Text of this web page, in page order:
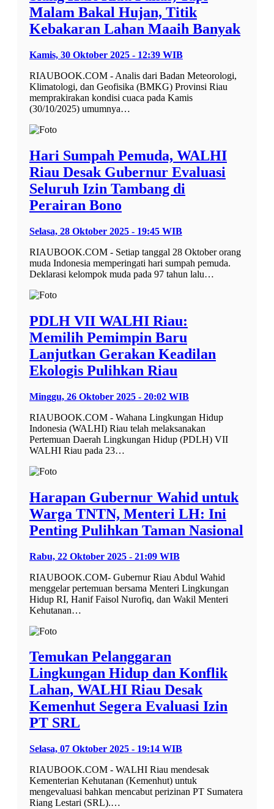
Malam Bakal Hujan, Titik
Kebakaran Lahan Maaih Banyak
Kamis, 30 Oktober 2025 - 12:39 WIB
RIAUBOOK.COM - Analis dari Badan Meteorologi,
Klimatologi, dan Geofisika (BMKG) Provinsi Riau
memprakirakan kondisi cuaca pada Kamis
(30/10/2025) umumnya…
Hari Sumpah Pemuda, WALHI
Riau Desak Gubernur Evaluasi
Seluruh Izin Tambang di
Perairan Bono
Selasa, 28 Oktober 2025 - 19:45 WIB
RIAUBOOK.COM - Setiap tanggal 28 Oktober orang
muda Indonesia memperingati hari sumpah pemuda.
Deklarasi kelompok muda pada 97 tahun lalu…
PDLH VII WALHI Riau:
Memilih Pemimpin Baru
Lanjutkan Gerakan Keadilan
Ekologis Pulihkan Riau
Minggu, 26 Oktober 2025 - 20:02 WIB
RIAUBOOK.COM - Wahana Lingkungan Hidup
Indonesia (WALHI) Riau telah melaksanakan
Pertemuan Daerah Lingkungan Hidup (PDLH) VII
WALHI Riau pada 23…
Harapan Gubernur Wahid untuk
Warga TNTN, Menteri LH: Ini
Penting Pulihkan Taman Nasional
Rabu, 22 Oktober 2025 - 21:09 WIB
RIAUBOOK.COM- Gubernur Riau Abdul Wahid
menggelar pertemuan bersama Menteri Lingkungan
Hidup RI, Hanif Faisol Nurofiq, dan Wakil Menteri
Kehutanan…
Temukan Pelanggaran
Lingkungan Hidup dan Konflik
Lahan, WALHI Riau Desak
Kemenhut Segera Evaluasi Izin
PT SRL
Selasa, 07 Oktober 2025 - 19:14 WIB
RIAUBOOK.COM - WALHI Riau mendesak
Kementerian Kehutanan (Kemenhut) untuk
mengevaluasi bahkan mencabut perizinan PT Sumatera
Riang Lestari (SRL).…